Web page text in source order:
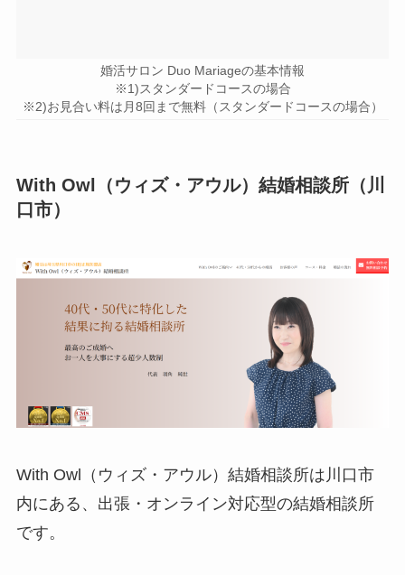
婚活サロン Duo Mariageの基本情報
※1)スタンダードコースの場合
※2)お見合い料は月8回まで無料（スタンダードコースの場合）
With Owl（ウィズ・アウル）結婚相談所（川
口市）
With Owl（ウィズ・アウル）結婚相談所は川口市
内にある、出張・オンライン対応型の結婚相談所
です。